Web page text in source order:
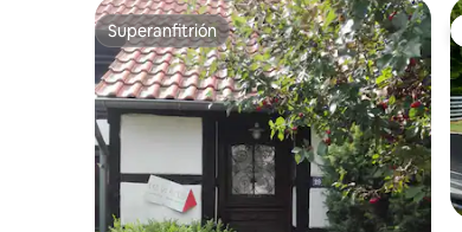
Superanfitrión
Superanfitrión